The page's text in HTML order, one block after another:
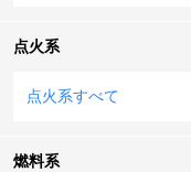
点火系
点火系すべて
燃料系